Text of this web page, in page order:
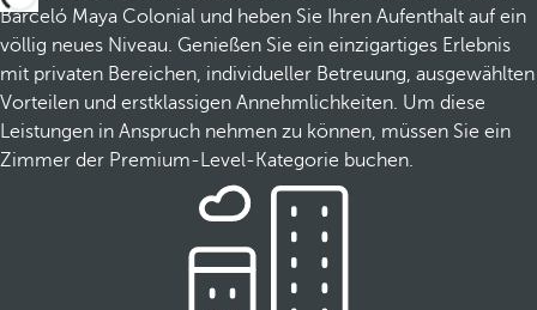
Barceló Maya Colonial und heben Sie Ihren Aufenthalt auf ein
völlig neues Niveau. Genießen Sie ein einzigartiges Erlebnis
mit privaten Bereichen, individueller Betreuung, ausgewählten
Vorteilen und erstklassigen Annehmlichkeiten. Um diese
Leistungen in Anspruch nehmen zu können, müssen Sie ein
Zimmer der Premium-Level-Kategorie buchen.